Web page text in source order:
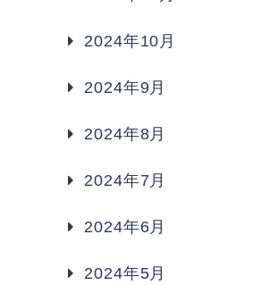
2024年10月
2024年9月
2024年8月
2024年7月
2024年6月
2024年5月